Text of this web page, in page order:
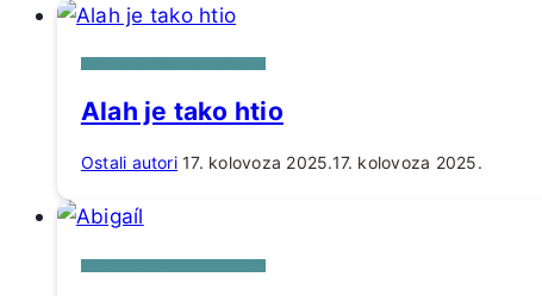
Alah je tako htio
Ostali autori 17. kolovoza 2025.17. kolovoza 2025.